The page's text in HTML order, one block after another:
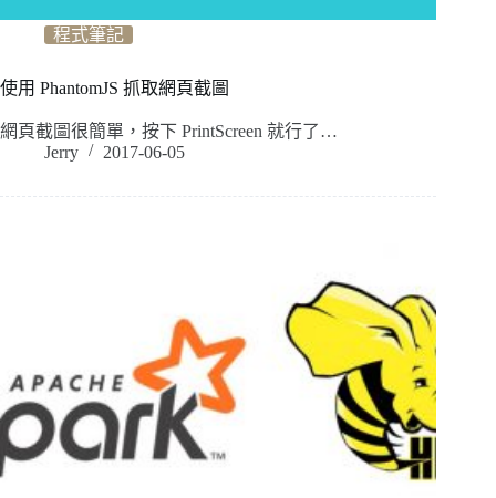
程式筆記
使用 PhantomJS 抓取網頁截圖
網頁截圖很簡單，按下 PrintScreen 就行了…
Jerry
2017-06-05